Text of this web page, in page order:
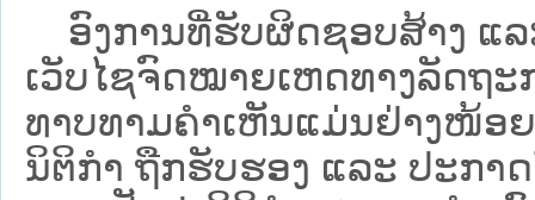
ອົງການທີ່ຮັບຜິດຊອບສ້າງ ແລ
ເວັບ​ໄຊຈົດໝາຍເຫດທາງລັດຖະ
ທາບທາມຄໍາເຫັນແມ່ນຢ່າງໜ້ອ
ນິຕິກໍາ ຖືກຮັບຮອງ ແລະ ປະກາ